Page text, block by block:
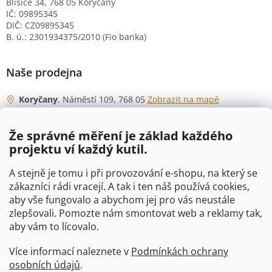
Že správné měření je základ každého
projektu ví každý kutil.
A stejně je tomu i při provozování e-shopu, na který se
zákazníci rádi vracejí. A tak i ten náš používá cookies,
aby vše fungovalo a abychom jej pro vás neustále
zlepšovali. Pomozte nám smontovat web a reklamy tak,
aby vám to lícovalo.
Více informací naleznete v Podmínkách ochrany
osobních údajů.
Blišice 34, 768 05 Koryčany
IČ: 09895345
DIČ: CZ09895345
B. ú.: 2301934375/2010 (Fio banka)
Naše prodejna
Koryčany, Náměstí 109, 768 05 Zobrazit na mapě
Po - Čt
06:00 - 07:00
07:30 - 15:30
Pá
06:00 - 07:00
07:30 - 15:00
So
07:00 - 10:00
Ne
zavřeno